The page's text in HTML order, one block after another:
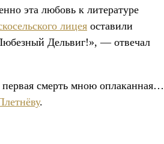
эта любовь к литературе
лицея оставили
Дельвиг!», — отвечал
первая смерть мною оплаканная…
.